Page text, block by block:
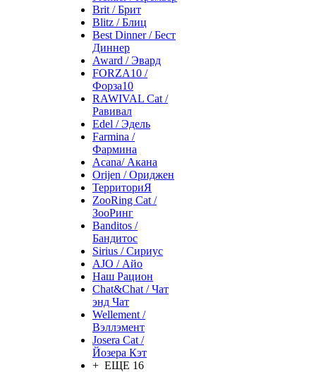
Brit / Брит
Blitz / Блиц
Best Dinner / Бест
Диннер
Award / Эвард
FORZA10 /
Форза10
RAWIVAL Cat /
Равивал
Edel / Эдель
Farmina /
Фармина
Acana/ Акана
Orijen / Ориджен
ТерриториЯ
ZooRing Cat /
ЗооРинг
Banditos /
Бандитос
Sirius / Сириус
AJO / Айо
Наш Рацион
Chat&Chat / Чат
энд Чат
Wellement /
Вэллэмент
Josera Cat /
Йозера Кэт
+ ЕЩЕ 16